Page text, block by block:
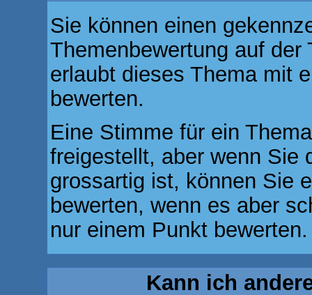
Sie können einen
Themenbewertung auf
erlaubt dieses Thema mit
bewerten.
Eine Stimme für ein
freigestellt, aber wenn Sie
grossartig ist, können Sie
bewerten, wenn es aber
nur einem Punkt bewerten.
Kann ich